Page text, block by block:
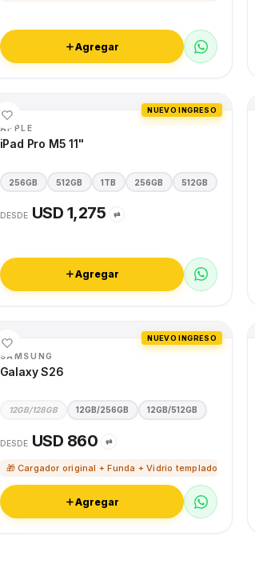
Agregar
NUEVO INGRESO
APPLE
iPad Pro M5 11"
256GB 512GB 1TB 256GB 512GB
DESDE USD 1,275 ⇄
Agregar
NUEVO INGRESO
SAMSUNG
Galaxy S26
12GB/128GB 12GB/256GB 12GB/512GB
DESDE USD 860 ⇄
🎁 Cargador original + Funda + Vidrio templado
Agregar